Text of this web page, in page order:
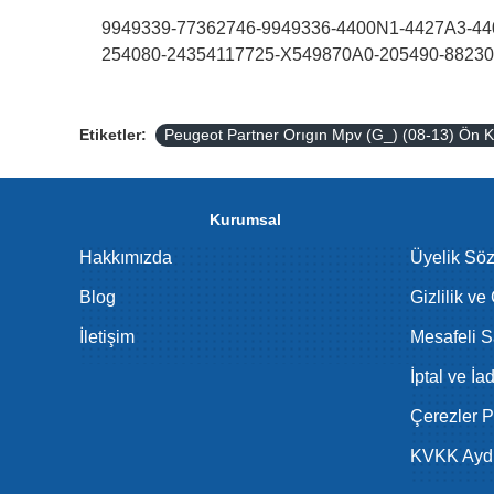
9949339-77362746-9949336-4400N1-4427A3-
254080-24354117725-X549870A0-205490-
Etiketler: Peugeot Partner Orıgın Mpv (G_) (08-13) Ön
Kurumsal
Hakkımızda
Blog
İletişim
Üyelik
Gizlilik ve
Mesafeli
İptal ve
Çerezler
KVKK